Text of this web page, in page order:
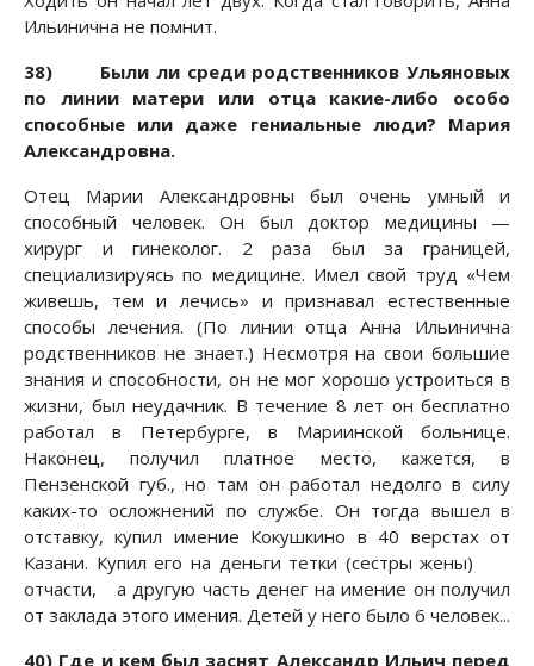
Ильинична не помнит.
38) Были ли среди родственников Ульяновых
по линии матери или отца какие-либо особо
способные или даже гениальные люди? Мария
Александровна.
Отец Марии Александровны был очень умный и
способный человек. Он был доктор медицины —
хирург и гинеколог. 2 раза был за границей,
специализируясь по медицине. Имел свой труд «Чем
живешь, тем и лечись» и признавал естественные
способы лечения. (По линии отца Анна Ильинична
родственников не знает.) Несмотря на свои большие
знания и способности, он не мог хорошо устроиться в
жизни, был неудачник. В течение 8 лет он бесплатно
работал в Петербурге, в Мариинской больнице.
Наконец, получил платное место, кажется, в
Пензенской губ., но там он работал недолго в силу
каких-то осложнений по службе. Он тогда вышел в
отставку, купил имение Кокушкино в 40 верстах от
Казани. Купил его на деньги тетки (сестры жены)
отчасти, а другую часть денег на имение он получил
от заклада этого имения. Детей у него было 6 человек...
40) Где и кем был заснят Александр Ильич перед